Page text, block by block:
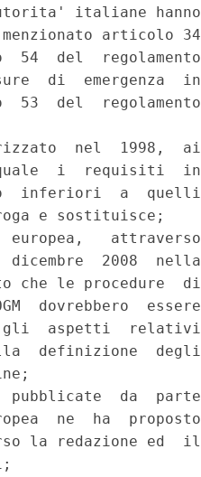
italiane hanno
articolo 34
54  del  regolamento
di  emergenza  in
del  regolamento
nel  1998,  ai
quale  i  requisiti  in
inferiori  a  quelli
e sostituisce;
europea,   attraverso
2008  nella
che le procedure  di
dovrebbero  essere
gli  aspetti  relativi
definizione  degli
pubblicate  da  parte
ne  ha  proposto
la redazione ed  il